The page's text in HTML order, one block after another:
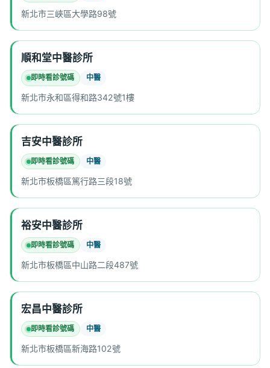
新北市三峽區大學路98號
順和堂中醫診所
即時看診號碼 中醫
新北市永和區得和路342號1樓
吉安中醫診所
即時看診號碼 中醫
新北市板橋區篤行路三段18號
裕安中醫診所
即時看診號碼 中醫
新北市板橋區中山路二段487號
宏昌中醫診所
即時看診號碼 中醫
新北市板橋區新海路102號